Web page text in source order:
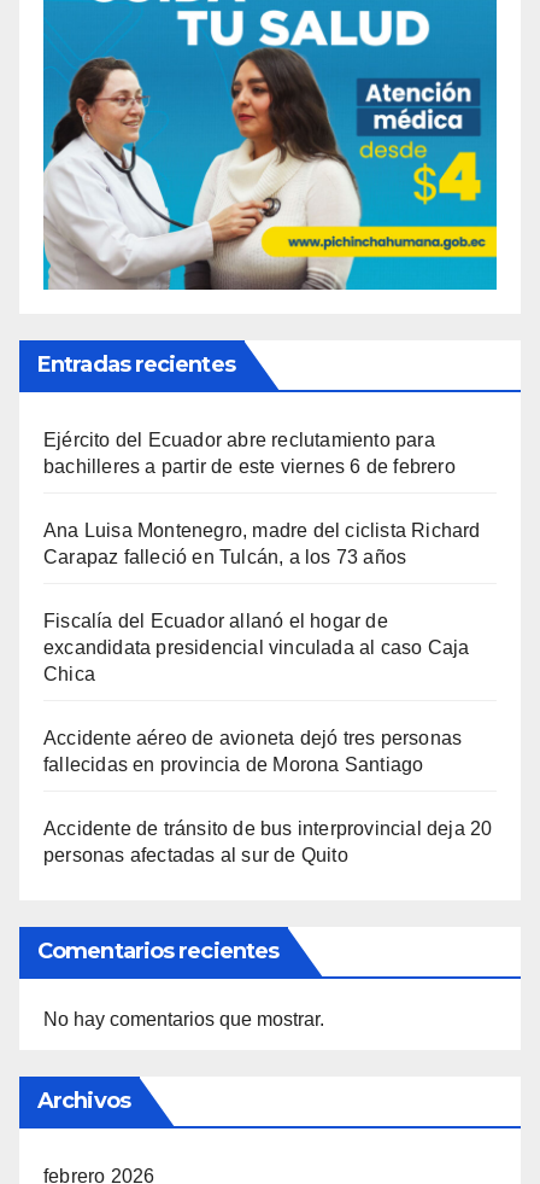
Entradas recientes
Ejército del Ecuador abre reclutamiento para
bachilleres a partir de este viernes 6 de febrero
Ana Luisa Montenegro, madre del ciclista Richard
Carapaz falleció en Tulcán, a los 73 años
Fiscalía del Ecuador allanó el hogar de
excandidata presidencial vinculada al caso Caja
Chica
Accidente aéreo de avioneta dejó tres personas
fallecidas en provincia de Morona Santiago
Accidente de tránsito de bus interprovincial deja 20
personas afectadas al sur de Quito
Comentarios recientes
No hay comentarios que mostrar.
Archivos
febrero 2026